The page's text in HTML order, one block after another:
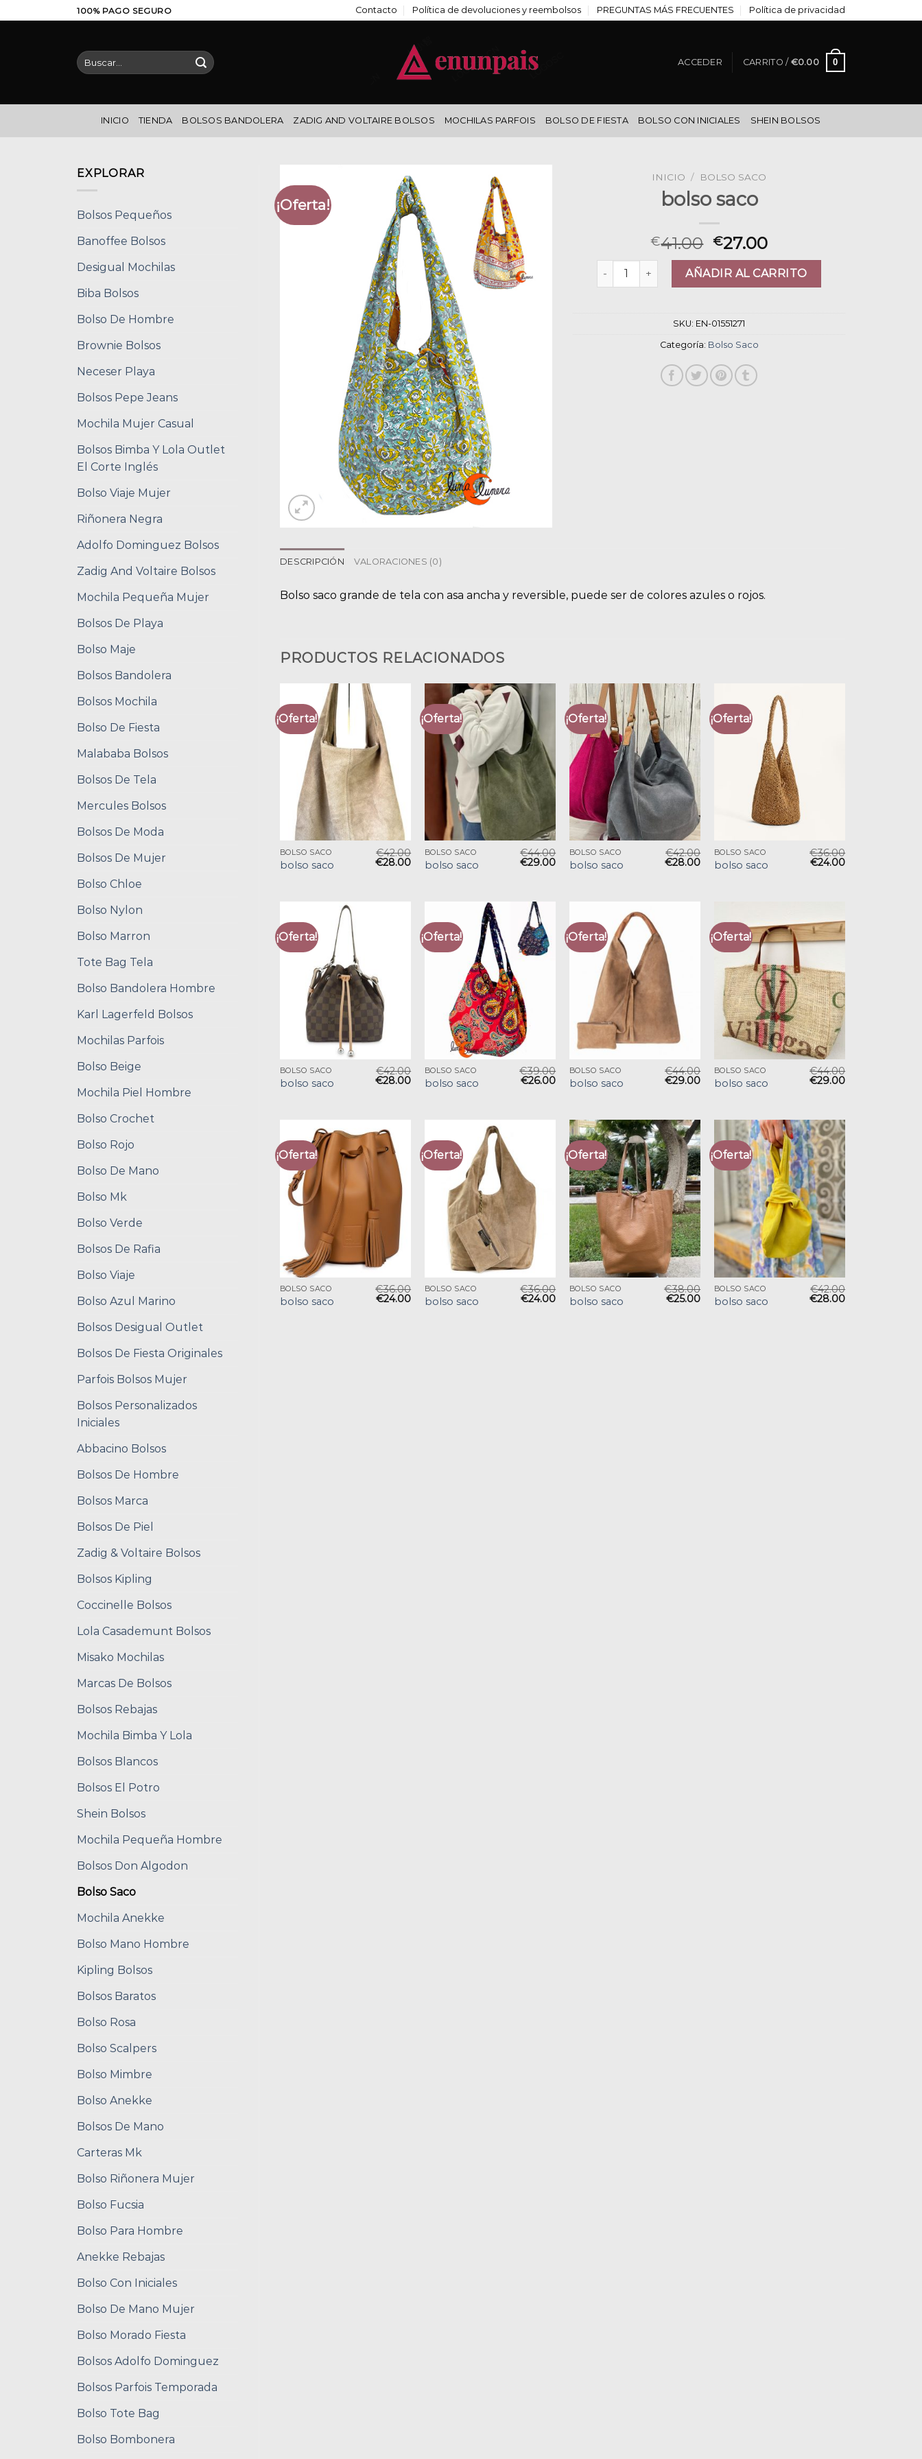
al
100% PAGO SEGURO Contacto Política de devoluciones y reembolsos PREGUNTAS MÁS FRECUENTES Política de privacidad
Buscar
por:
ACCEDER CARRITO / €0.00 0
INICIO TIENDA BOLSOS BANDOLERA ZADIG AND VOLTAIRE BOLSOS MOCHILAS PARFOIS BOLSO DE FIESTA BOLSO CON INICIALES SHEIN BOLSOS
EXPLORAR
Bolsos Pequeños
Banoffee Bolsos
Desigual Mochilas
Biba Bolsos
Bolso De Hombre
Brownie Bolsos
Neceser Playa
Bolsos Pepe Jeans
Mochila Mujer Casual
Bolsos Bimba Y Lola Outlet
El Corte Inglés
Bolso Viaje Mujer
Riñonera Negra
Adolfo Dominguez Bolsos
Zadig And Voltaire Bolsos
Mochila Pequeña Mujer
Bolsos De Playa
Bolso Maje
Bolsos Bandolera
Bolsos Mochila
Bolso De Fiesta
Malababa Bolsos
Bolsos De Tela
Mercules Bolsos
Bolsos De Moda
Bolsos De Mujer
Bolso Chloe
Bolso Nylon
Bolso Marron
Tote Bag Tela
Bolso Bandolera Hombre
Karl Lagerfeld Bolsos
Mochilas Parfois
Bolso Beige
Mochila Piel Hombre
Bolso Crochet
Bolso Rojo
Bolso De Mano
Bolso Mk
Bolso Verde
Bolsos De Rafia
Bolso Viaje
Bolso Azul Marino
Bolsos Desigual Outlet
Bolsos De Fiesta Originales
Parfois Bolsos Mujer
Bolsos Personalizados
Iniciales
Abbacino Bolsos
Bolsos De Hombre
Bolsos Marca
Bolsos De Piel
Zadig & Voltaire Bolsos
Bolsos Kipling
Coccinelle Bolsos
Lola Casademunt Bolsos
Misako Mochilas
Marcas De Bolsos
Bolsos Rebajas
Mochila Bimba Y Lola
Bolsos Blancos
Bolsos El Potro
Shein Bolsos
Mochila Pequeña Hombre
Bolsos Don Algodon
Bolso Saco
Mochila Anekke
Bolso Mano Hombre
Kipling Bolsos
Bolsos Baratos
Bolso Rosa
Bolso Scalpers
Bolso Mimbre
Bolso Anekke
Bolsos De Mano
Carteras Mk
Bolso Riñonera Mujer
Bolso Fucsia
Bolso Para Hombre
Anekke Rebajas
Bolso Con Iniciales
Bolso De Mano Mujer
Bolso Morado Fiesta
Bolsos Adolfo Dominguez
Bolsos Parfois Temporada
Bolso Tote Bag
Bolso Bombonera
¡Oferta!
INICIO / BOLSO SACO
bolso saco
€41.00 €27.00
bolso saco cantidadAÑADIR AL CARRITO
SKU: EN-01551271
Categoría: Bolso Saco
DESCRIPCIÓN VALORACIONES (0)
Bolso saco grande de tela con asa ancha y reversible, puede ser de colores azules o rojos.
PRODUCTOS RELACIONADOS
¡Oferta!
BOLSO SACO
bolso saco
€42.00
€28.00
¡Oferta!
BOLSO SACO
bolso saco
€44.00
€29.00
¡Oferta!
BOLSO SACO
bolso saco
€42.00
€28.00
¡Oferta!
BOLSO SACO
bolso saco
€36.00
€24.00
¡Oferta!
BOLSO SACO
bolso saco
€42.00
€28.00
¡Oferta!
BOLSO SACO
bolso saco
€39.00
€26.00
¡Oferta!
BOLSO SACO
bolso saco
€44.00
€29.00
¡Oferta!
BOLSO SACO
bolso saco
€44.00
€29.00
¡Oferta!
BOLSO SACO
bolso saco
€36.00
€24.00
¡Oferta!
BOLSO SACO
bolso saco
€36.00
€24.00
¡Oferta!
BOLSO SACO
bolso saco
€38.00
€25.00
¡Oferta!
BOLSO SACO
bolso saco
€42.00
€28.00